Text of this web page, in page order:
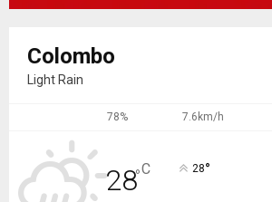
Colombo
Light Rain
78% 7.6km/h
28°C 28°